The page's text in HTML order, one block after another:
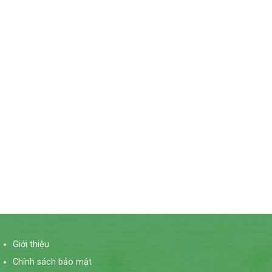
Giới thiệu
Chính sách bảo mật